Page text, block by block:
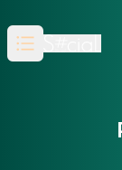
Open main